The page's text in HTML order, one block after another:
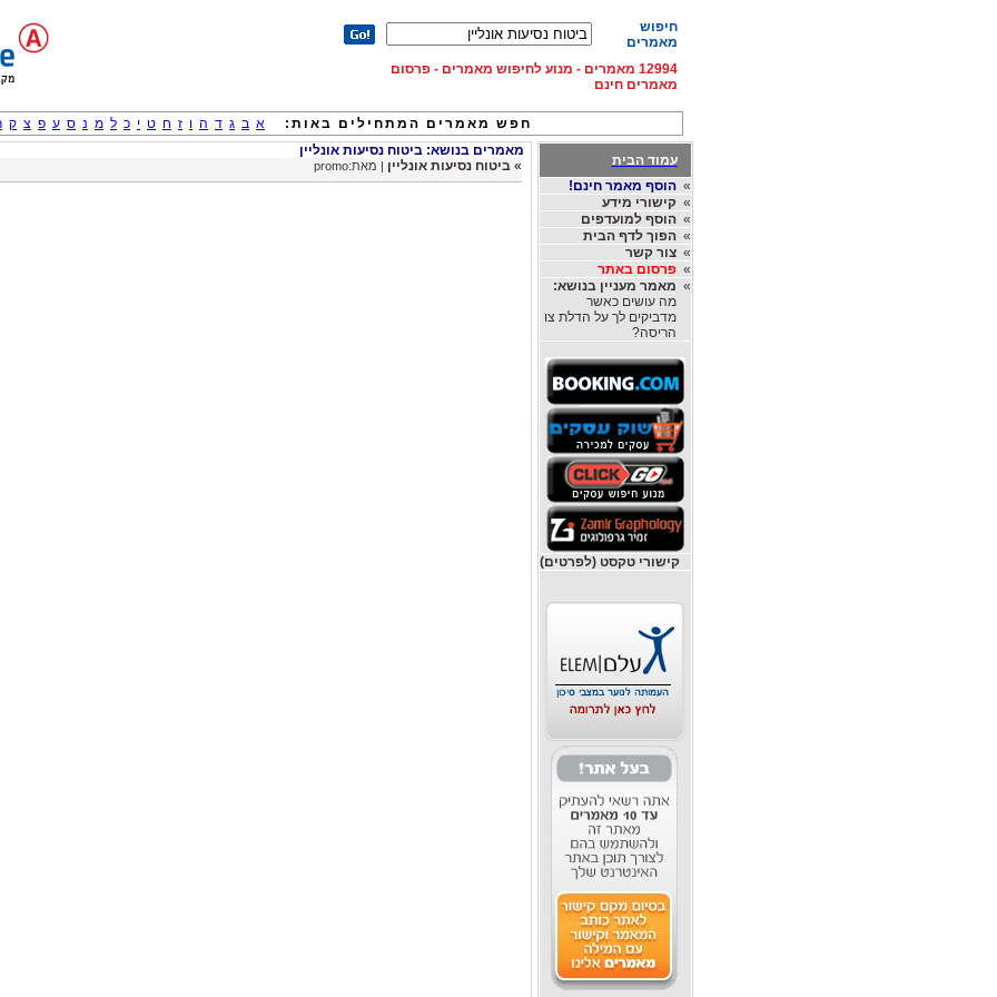
חיפוש
מאמרים
12994 מאמרים - מנוע לחיפוש מאמרים - פרסום
מאמרים חינם
חפש מאמרים המתחילים באות: א ב ג ד ה ו ז ח ט י כ ל מ נ ס ע פ צ ק
עמוד הבית
»הוסף מאמר חינם!
»קישורי מידע
»הוסף למועדפים
»הפוך לדף הבית
»צור קשר
»פרסום באתר
» מאמר מעניין בנושא:
מה עושים כאשר
מדביקים לך על הדלת צו
הריסה?
קישורי טקסט (לפרטים)
מאמרים בנושא: ביטוח נסיעות אונליין
» ביטוח נסיעות אונליין | מאת:promo